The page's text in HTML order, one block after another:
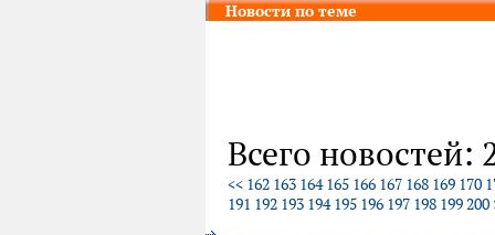
Новости по теме
Всего новостей:
<< 162 163 164 165 166 167 168 169 170
191 192 193 194 195 196 197 198 199200